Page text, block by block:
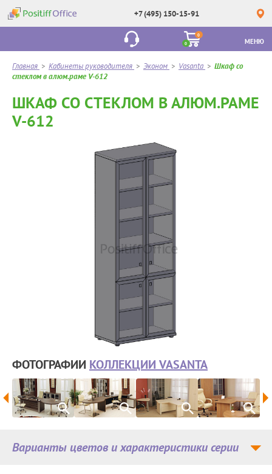
+7 (495) 150-15-91
0
0
МЕНЮ
Главная > Кабинеты руководителя > Эконом > Vasanta > Шкаф со
стеклом в алюм.раме V-612
ШКАФ СО СТЕКЛОМ В АЛЮМ.РАМЕ
V-612
ФОТОГРАФИИ КОЛЛЕКЦИИ VASANTA
Варианты цветов и характеристики серии